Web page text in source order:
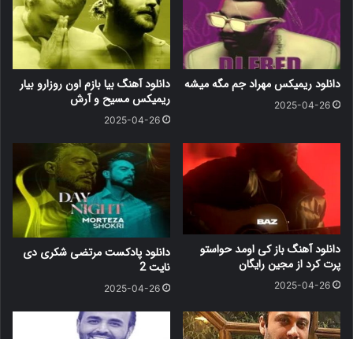
دانلود ریمیکس مهراد جم مگه میشه
2025-04-26
دانلود آهنگ بیا بازم اون روزارو بیار
ریمیکس مسیح و آرش
2025-04-26
دانلود آهنگ باز کی اومد حواستو
پرت کرد از مجین رایگان
2025-04-26
دانلود پادکست مرتضی شکری دی
نایت 2
2025-04-26